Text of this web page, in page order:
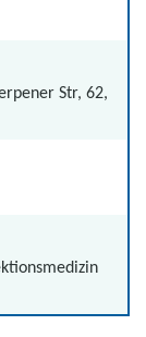
Str, 62,